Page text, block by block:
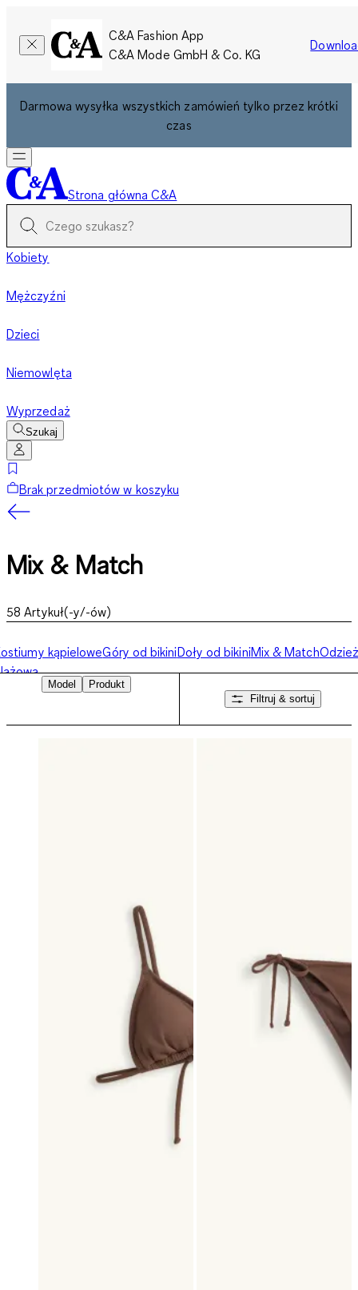
C&A Fashion App
C&A Mode GmbH & Co. KG
Darmowa wysyłka wszystkich zamówień tylko przez krótki
czas
Strona główna C&A
Kobiety
Mężczyźni
Dzieci
Niemowlęta
Wyprzedaż
Szukaj
Brak przedmiotów w koszyku
Mix & Match
58 Artykuł(-y/-ów)
kąpieloweGóry od bikiniDoły od bikiniMix & Match
Model
Produkt
Filtruj & sortuj